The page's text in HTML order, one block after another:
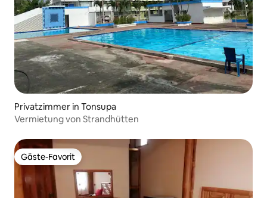
Privatzimmer in Tonsupa
Vermietung von Strandhütten
Gäste-Favorit
Gäste-Favorit